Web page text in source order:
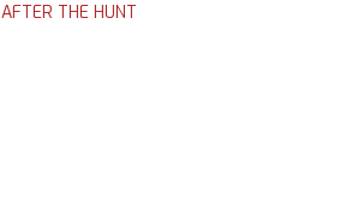
AFTER THE HUNT